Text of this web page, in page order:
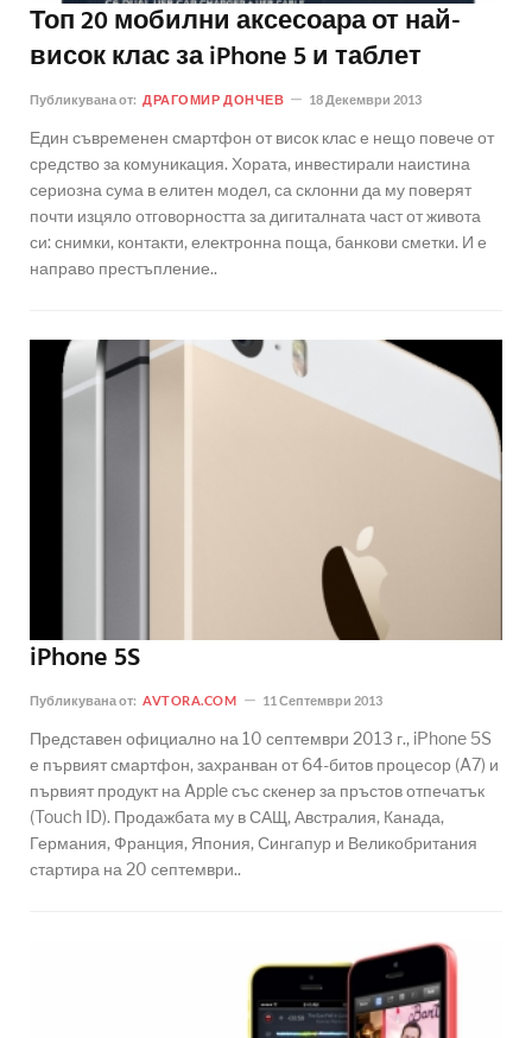
Топ 20 мобилни аксесоара от най-
висок клас за iPhone 5 и таблет
Публикувана от: ДРАГОМИР ДОНЧЕВ 18 Декември 2013
Един съвременен смартфон от висок клас е нещо повече от
средство за комуникация. Хората, инвестирали наистина
сериозна сума в елитен модел, са склонни да му поверят
почти изцяло отговорността за дигиталната част от живота
си: снимки, контакти, електронна поща, банкови сметки. И е
направо престъпление..
iPhone 5S
Публикувана от: AVTORA.COM 11 Септември 2013
Представен официално на 10 септември 2013 г., iPhone 5S
е първият смартфон, захранван от 64-битов процесор (A7) и
първият продукт на Apple със скенер за пръстов отпечатък
(Touch ID). Продажбата му в САЩ, Австралия, Канада,
Германия, Франция, Япония, Сингапур и Великобритания
стартира на 20 септември..